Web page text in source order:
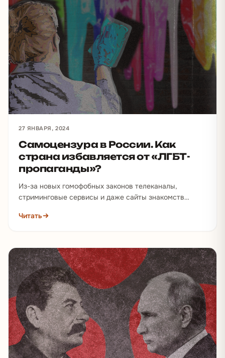
27 ЯНВАРЯ, 2024
Самоцензура в России. Как
страна избавляется от «ЛГБТ-
пропаганды»?
Из-за новых гомофобных законов телеканалы,
стриминговые сервисы и даже сайты знакомств
формы настоящей паранойи: под раздачу…
Читать